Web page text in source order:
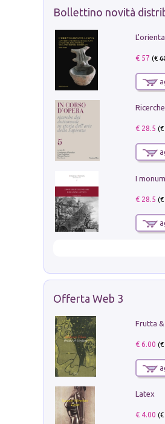
Bollettino novità
€ 57 (€
€ 28.5 (€
€ 28.5 (€
Offerta Web 3
Frutta
€ 6.00 (€
Latex
€ 4.00 (€